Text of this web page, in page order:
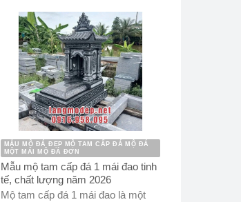
MẪU MỘ ĐÁ ĐẸP MỘ TAM CẤP ĐÁ MỘ ĐÁ
MỘT MÁI MỘ ĐÁ ĐƠN
Mẫu mộ tam cấp đá 1 mái đao tinh
tế, chất lượng năm 2026
Mộ tam cấp đá 1 mái đao là một